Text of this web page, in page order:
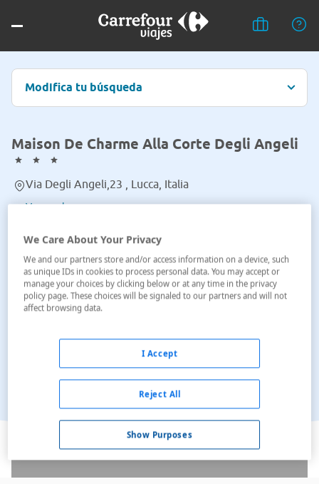
Modifica tu búsqueda
Maison De Charme Alla Corte Degli Angeli
Via Degli Angeli,23 , Lucca, Italia
Ver en el mapa
Ver en el mapa
We Care About Your Privacy
We and our partners store and/or access information on a device, such
as unique IDs in cookies to process personal data. You may accept or
manage your choices by clicking below or at any time in the privacy
policy page. These choices will be signaled to our partners and will not
affect browsing data.
Show Purposes
Reject All
I Accept